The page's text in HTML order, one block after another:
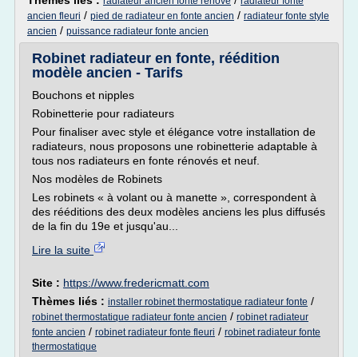
ancien fleuri / pied de radiateur en fonte ancien / radiateur fonte style
ancien / puissance radiateur fonte ancien
Robinet radiateur en fonte, réédition
modèle ancien - Tarifs
Bouchons et nipples
Robinetterie pour radiateurs
Pour finaliser avec style et élégance votre installation de
radiateurs, nous proposons une robinetterie adaptable à
tous nos radiateurs en fonte rénovés et neuf.
Nos modèles de Robinets
Les robinets « à volant ou à manette », correspondent à
des rééditions des deux modèles anciens les plus diffusés
de la fin du 19e et jusqu'au...
Lire la suite
Site : https://www.fredericmatt.com
Thèmes liés : installer robinet thermostatique radiateur fonte /
robinet thermostatique radiateur fonte ancien / robinet radiateur
fonte ancien / robinet radiateur fonte fleuri / robinet radiateur fonte
thermostatique